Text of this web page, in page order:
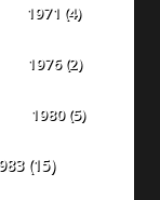
1971 (4)
1976(2)
1980(5)
(15)